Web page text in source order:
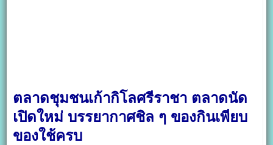
ตลาดชุมชนเก้ากิโลศรีราชา ตลาดนัด
เปิดใหม่ บรรยากาศชิล ๆ ของกินเพียบ
ของใช้ครบ